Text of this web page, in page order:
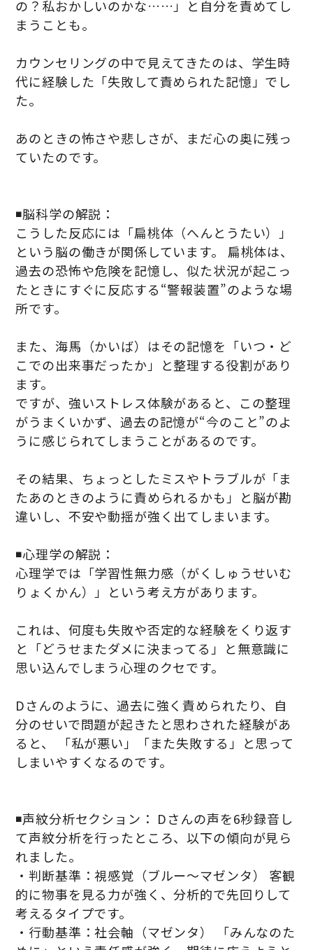
の？私おかしいのかな……」と自分を責めてし
まうことも。
カウンセリングの中で見えてきたのは、学生時
代に経験した「失敗して責められた記憶」でし
た。
あのときの怖さや悲しさが、まだ心の奥に残っ
ていたのです。
◾️脳科学の解説：
こうした反応には「扁桃体（へんとうたい）」
という脳の働きが関係しています。 扁桃体は、
過去の恐怖や危険を記憶し、似た状況が起こっ
たときにすぐに反応する“警報装置”のような場
所です。
また、海馬（かいば）はその記憶を「いつ・ど
こでの出来事だったか」と整理する役割があり
ます。
ですが、強いストレス体験があると、この整理
がうまくいかず、過去の記憶が“今のこと”のよ
うに感じられてしまうことがあるのです。
その結果、ちょっとしたミスやトラブルが「ま
たあのときのように責められるかも」と脳が勘
違いし、不安や動揺が強く出てしまいます。
◾️心理学の解説：
心理学では「学習性無力感（がくしゅうせいむ
りょくかん）」という考え方があります。
これは、何度も失敗や否定的な経験をくり返す
と「どうせまたダメに決まってる」と無意識に
思い込んでしまう心理のクセです。
Dさんのように、過去に強く責められたり、自
分のせいで問題が起きたと思わされた経験があ
ると、 「私が悪い」「また失敗する」と思って
しまいやすくなるのです。
◾️声紋分析セクション： Dさんの声を6秒録音し
て声紋分析を行ったところ、以下の傾向が見ら
れました。
・判断基準：視感覚（ブルー〜マゼンタ） 客観
的に物事を見る力が強く、分析的で先回りして
考えるタイプです。
・行動基準：社会軸（マゼンタ） 「みんなのた